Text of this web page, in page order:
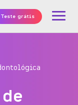
Teste grátis